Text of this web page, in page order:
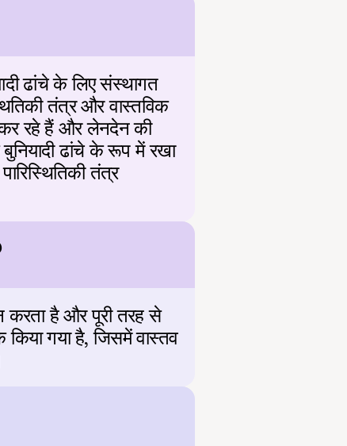
ढांचे के लिए संस्थागत
तंत्र और वास्तविक
कर रहे हैं और लेनदेन की
बुनियादी ढांचे के रूप में रखा
तंत्र
करता है और पूरी तरह से
गया है, जिसमें वास्तव